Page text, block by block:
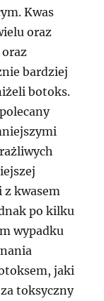
Kwas
oraz
bardziej
botoks.
z kwasem
po kilku
wypadku
jaki
toksyczny